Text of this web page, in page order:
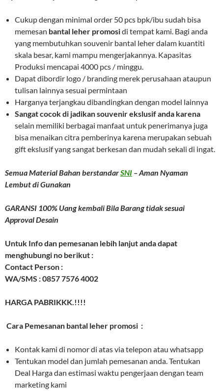
Cukup dengan minimal order 50 pcs bpk/ibu sudah bisa
memesan bantal leher promosidi tempat kami. Bagi anda
yang membutuhkan souvenir bantal leher dalam kuantiti
skala besar, kami mampu mengerjakannya. Kapasitas
Produksi mencapai 4000 pcs / minggu.
Dapat dibordir logo / branding merek perusahaan ataupun
tulisan lainnya sesuai permintaan
Harganya terjangkau dibandingkan dengan model lainnya
Sangat cocok di jadikan souvenir ekslusif anda karena
selain memiliki berbagai manfaat untuk penerimanya juga
bisa menaikan citra pemberinya karena merupakan sebuah
gift ekslusif yang sangat berkesan dan mudah sekali di ingat.
Semua Material Bahan berstandarSNI – Aman Nyaman
Lembut di Gunakan
GARANSI 100% Uang kembali Bila Barang tidak sesuai
Approval Desain
Untuk Info dan pemesanan lebih lanjut anda dapat
menghubungi no berikut :
Contact Person :
WA/SMS : 0857 7576 4002
HARGA PABRIKKK.!!!!
Cara Pemesanan bantal leher promosi :
Kontak kami di nomor di atas via telepon atau whatsapp
Tentukan model dan jumlah pemesanan anda. Tentukan
Deal Harga dan estimasi waktu pengerjaan dengan team
marketing kami